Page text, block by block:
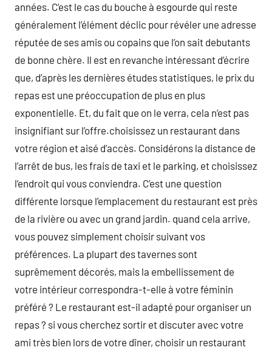
années. C’est le cas du bouche à esgourde qui reste
généralement l’élément déclic pour révéler une adresse
réputée de ses amis ou copains que l’on sait debutants
de bonne chère. Il est en revanche intéressant d’écrire
que, d’après les dernières études statistiques, le prix du
repas est une préoccupation de plus en plus
exponentielle. Et, du fait que on le verra, cela n’est pas
insignifiant sur l’offre.choisissez un restaurant dans
votre région et aisé d’accès. Considérons la distance de
l’arrêt de bus, les frais de taxi et le parking, et choisissez
l’endroit qui vous conviendra. C’est une question
différente lorsque l’emplacement du restaurant est près
de la rivière ou avec un grand jardin. quand cela arrive,
vous pouvez simplement choisir suivant vos
préférences. La plupart des tavernes sont
suprêmement décorés, mais la embellissement de
votre intérieur correspondra-t-elle à votre féminin
préféré ? Le restaurant est-il adapté pour organiser un
repas ? si vous cherchez sortir et discuter avec votre
ami très bien lors de votre dîner, choisir un restaurant